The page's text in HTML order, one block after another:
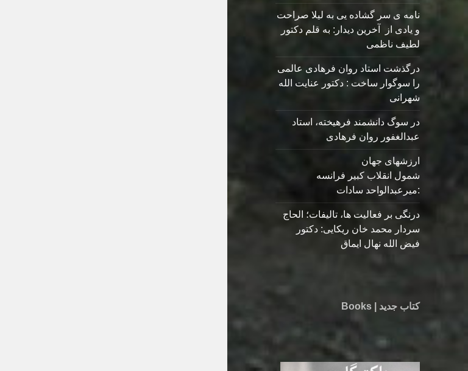
نامه ی سر گشاده يی به ليلا صراحت
و یادی از آخرین دیدار: به قلم دکتور
لطیف ناظمی
درگذشت استاد روان فرهادی عالمی
را سوگوار ساخت : دکتور عنایت الله
شهرانی
در سوگ دانشمند فرهیخته، استاد
عبدالغفور روان فرهادی
ارزشهای جهان
شمول انقلاب کبیر فرانسه
:میرعبدالواحد سادات
درنگی بر فعالیت ها، تالیفات؛ الحاج
سردار محمد خان ریکایی: دکتور
فیض الله نهال ایماق
کتاب جدید | Books